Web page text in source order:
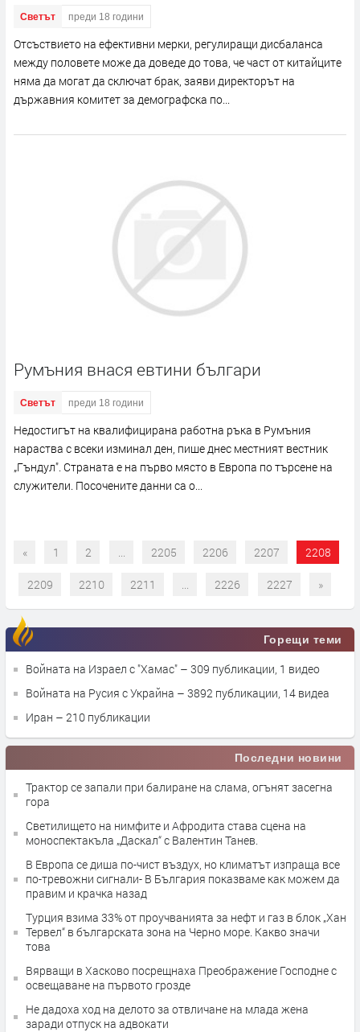
Светът преди 18 години
Отсъствието на ефективни мерки, регулиращи дисбаланса
между половете може да доведе до това, че част от китайците
няма да могат да сключат брак, заяви директорът на
държавния комитет за демографска по...
Румъния внася евтини българи
Светът преди 18 години
Недостигът на квалифицирана работна ръка в Румъния
нараства с всеки изминал ден, пише днес местният вестник
„Гъндул". Страната е на първо място в Европа по търсене на
служители. Посочените данни са о...
« 1 2 ... 2205 2206 2207 2208
2209 2210 2211 ... 2226 2227 »
Горещи теми
Войната на Израел с "Хамас"
– 309 публикации, 1 видео
Войната на Русия с Украйна
– 3892 публикации, 14 видеа
Иран
– 210 публикации
Последни новини
Трактор се запали при балиране на слама, огънят засегна
гора
Светилището на нимфите и Афродита става сцена на
моноспектакъла „Даскал“ с Валентин Танев.
В Европа се диша по-чист въздух, но климатът изпраща все
по-тревожни сигнали- В България показваме как можем да
правим и крачка назад
Турция взима 33% от проучванията за нефт и газ в блок „Хан
Тервел“ в българската зона на Черно море. Какво значи
това
Вярващи в Хасково посрещнаха Преображение Господне с
освещаване на първото грозде
Не дадоха ход на делото за отвличане на млада жена
заради отпуск на адвокати